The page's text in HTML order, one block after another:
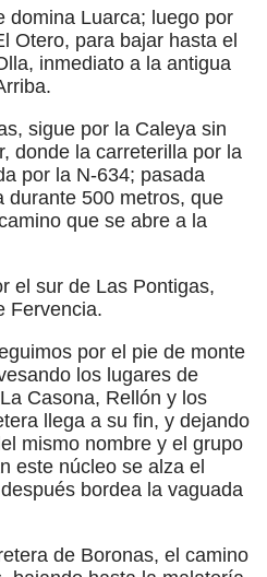
domina Luarca; luego por
Otero, para bajar hasta el
inmediato a la antigua
sigue por la Caleya sin
donde la carreterilla por la
por la N-634; pasada
durante 500 metros, que
que se abre a la
el sur de Las Pontigas,
Fervencia.
por el pie de monte
los lugares de
Casona, Rellón y los
llega a su fin, y dejando
mismo nombre y el grupo
este núcleo se alza el
bordea la vaguada
de Boronas, el camino